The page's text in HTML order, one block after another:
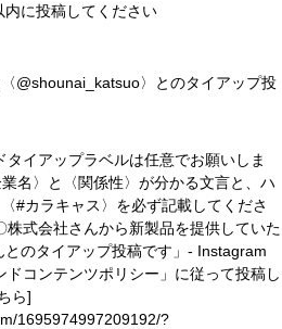
に投稿してください
@shounai_katsuo〉とのタイアップ投
イアップラベルは任意でお願いしま
名〉と〈関係性〉が分かる文言と、ハ
#カラキャス〉を必ず記載してくださ
株式会社さんから新製品を提供していた
のタイアップ投稿です」 - Instagram
コンテンツポリシー」に従って投稿し
ら]
1695974997209192/?